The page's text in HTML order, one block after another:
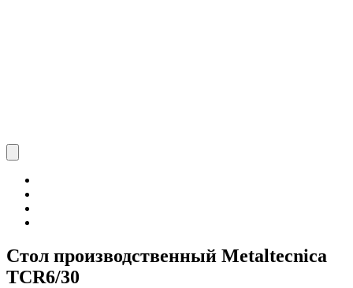
Стол производственный Metaltecnica
TCR6/30